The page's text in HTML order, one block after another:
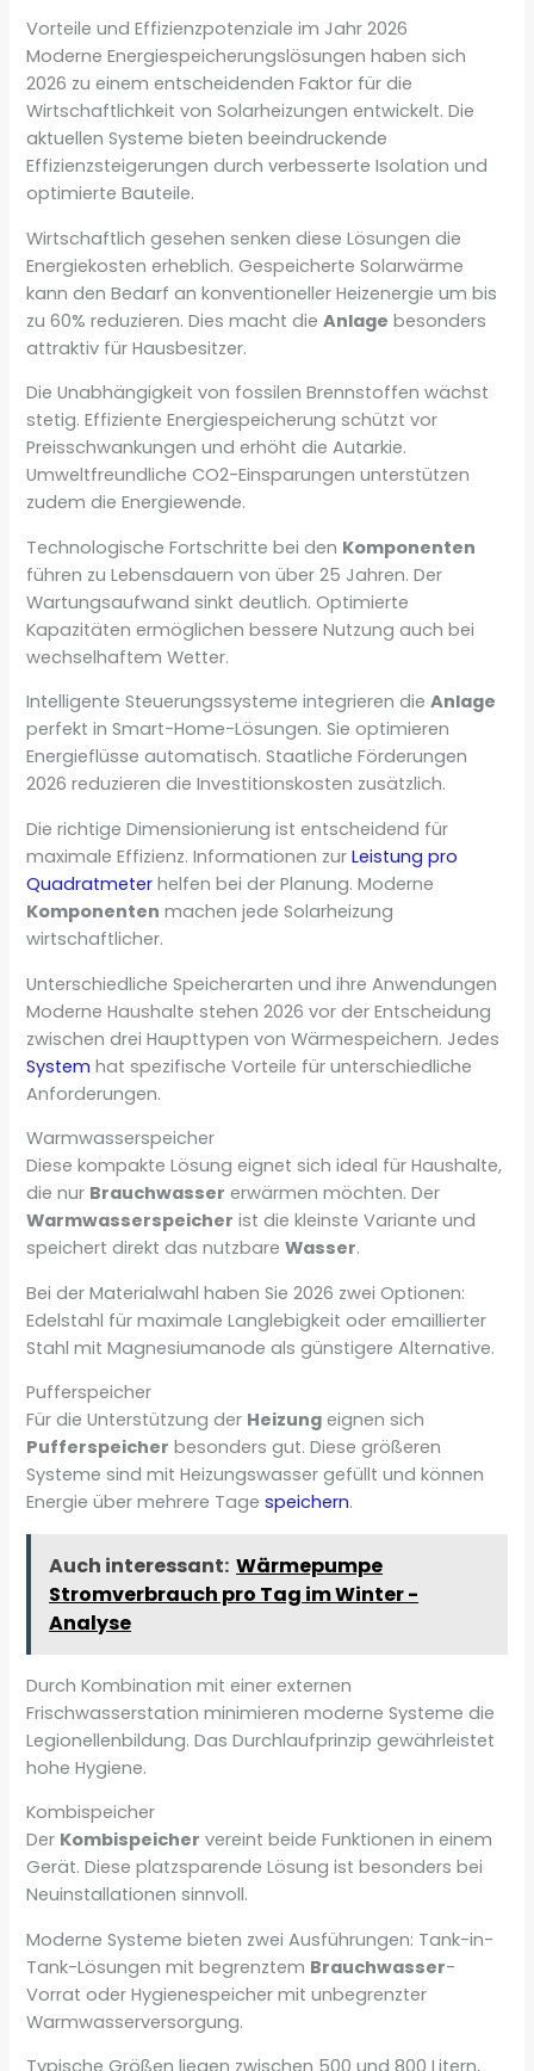
Vorteile und Effizienzpotenziale im Jahr 2026
Moderne Energiespeicherungslösungen haben sich
2026 zu einem entscheidenden Faktor für die
Wirtschaftlichkeit von Solarheizungen entwickelt. Die
aktuellen Systeme bieten beeindruckende
Effizienzsteigerungen durch verbesserte Isolation und
optimierte Bauteile.
Wirtschaftlich gesehen senken diese Lösungen die
Energiekosten erheblich. Gespeicherte Solarwärme
kann den Bedarf an konventioneller Heizenergie um bis
zu 60% reduzieren. Dies macht dieAnlage besonders
attraktiv für Hausbesitzer.
Die Unabhängigkeit von fossilen Brennstoffen wächst
stetig. Effiziente Energiespeicherung schützt vor
Preisschwankungen und erhöht die Autarkie.
Umweltfreundliche CO2-Einsparungen unterstützen
zudem die Energiewende.
Technologische Fortschritte bei den Komponenten
führen zu Lebensdauern von über 25 Jahren. Der
Wartungsaufwand sinkt deutlich. Optimierte
Kapazitäten ermöglichen bessere Nutzung auch bei
wechselhaftem Wetter.
Intelligente Steuerungssysteme integrieren dieAnlage
perfekt in Smart-Home-Lösungen. Sie optimieren
Energieflüsse automatisch. Staatliche Förderungen
2026 reduzieren die Investitionskosten zusätzlich.
Die richtige Dimensionierung ist entscheidend für
maximale Effizienz. Informationen zurLeistung pro
Quadratmeter helfen bei der Planung. Moderne
Komponenten machen jede Solarheizung
wirtschaftlicher.
Unterschiedliche Speicherarten und ihre Anwendungen
Moderne Haushalte stehen 2026 vor der Entscheidung
zwischen drei Haupttypen von Wärmespeichern. Jedes
System hat spezifische Vorteile für unterschiedliche
Anforderungen.
Warmwasserspeicher
Diese kompakte Lösung eignet sich ideal für Haushalte,
die nur Brauchwasser erwärmen möchten. Der
Warmwasserspeicher ist die kleinste Variante und
speichert direkt das nutzbareWasser.
Bei der Materialwahl haben Sie 2026 zwei Optionen:
Edelstahl für maximale Langlebigkeit oder emaillierter
Stahl mit Magnesiumanode als günstigere Alternative.
Pufferspeicher
Für die Unterstützung der Heizung eignen sich
Pufferspeicher besonders gut. Diese größeren
Systeme sind mit Heizungswasser gefüllt und können
Energie über mehrere Tagespeichern.
Auch interessant: Wärmepumpe
Stromverbrauch pro Tag im Winter -
Analyse
Durch Kombination mit einer externen
Frischwasserstation minimieren moderne Systeme die
Legionellenbildung. Das Durchlaufprinzip gewährleistet
hohe Hygiene.
Kombispeicher
Der Kombispeicher vereint beide Funktionen in einem
Gerät. Diese platzsparende Lösung ist besonders bei
Neuinstallationen sinnvoll.
Moderne Systeme bieten zwei Ausführungen: Tank-in-
Tank-Lösungen mit begrenztem Brauchwasser-
Vorrat oder Hygienespeicher mit unbegrenzter
Warmwasserversorgung.